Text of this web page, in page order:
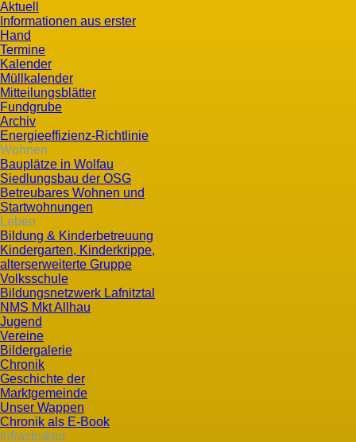
Aktuell
Informationen aus erster
Hand
Termine
Kalender
Müllkalender
Mitteilungsblätter
Fundgrube
Archiv
Energieeffizienz-Richtlinie
Wohnen
Bauplätze in Wolfau
Siedlungsbau der OSG
Betreubares Wohnen und
Startwohnungen
Leben
Bildung & Kinderbetreuung
Kindergarten, Kinderkrippe,
alterserweiterte Gruppe
Volksschule
Bildungsnetzwerk Lafnitztal
NMS Mkt Allhau
Jugend
Vereine
Bildergalerie
Chronik
Geschichte der
Marktgemeinde
Unser Wappen
Chronik als E-Book
Infrastruktur